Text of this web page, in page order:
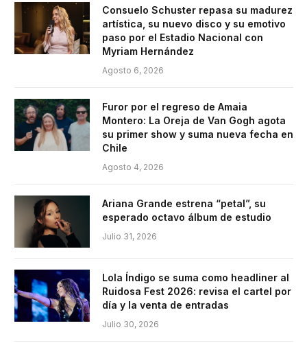
Consuelo Schuster repasa su madurez
artística, su nuevo disco y su emotivo
paso por el Estadio Nacional con
Myriam Hernández
Agosto 6, 2026
Furor por el regreso de Amaia
Montero: La Oreja de Van Gogh agota
su primer show y suma nueva fecha en
Chile
Agosto 4, 2026
Ariana Grande estrena “petal”, su
esperado octavo álbum de estudio
Julio 31, 2026
Lola Índigo se suma como headliner al
Ruidosa Fest 2026: revisa el cartel por
día y la venta de entradas
Julio 30, 2026